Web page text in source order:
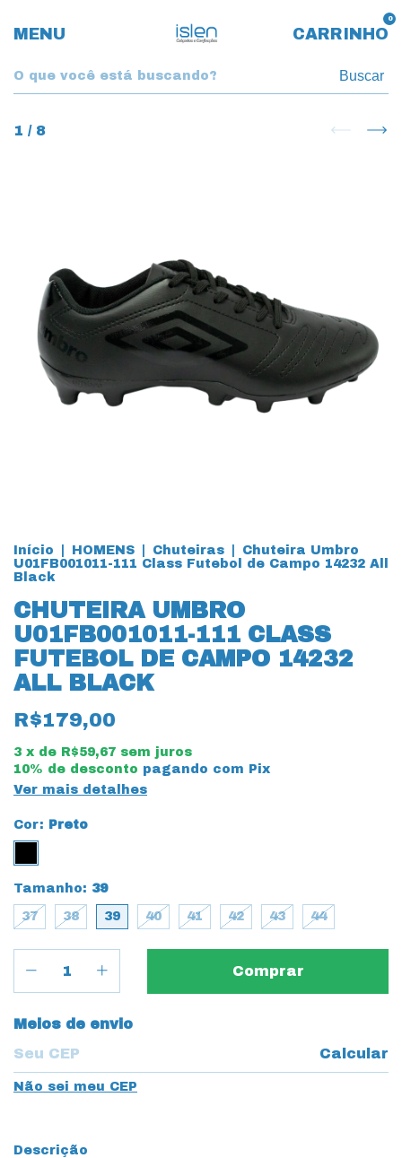
MENU CARRINHO
0
Buscar
1 / 8
Início HOMENS Chuteiras
Chuteira Umbro
U01FB001011-111 Class Futebol de Campo 14232 All
Black
CHUTEIRA UMBRO
U01FB001011-111 CLASS
FUTEBOL DE CAMPO 14232
ALL BLACK
R$179,00
3 x de R$59,67 sem juros
10% de desconto pagando com Pix
Ver mais detalhes
Cor: Preto
Tamanho: 39
37 38 39 40 41 42 43 44
Entregas para o CEP:
Meios de envio
Calcular
Não sei meu CEP
Descrição